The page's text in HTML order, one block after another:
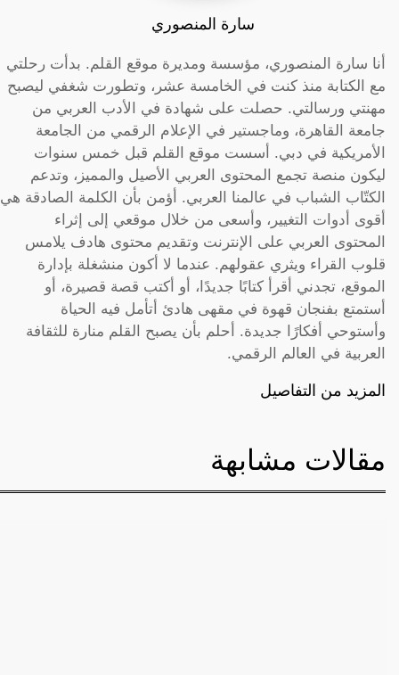
سارة المنصوري
أنا سارة المنصوري، مؤسسة ومديرة موقع القلم. بدأت رحلتي
مع الكتابة منذ كنت في الخامسة عشر، وتطورت شغفي ليصبح
مهنتي ورسالتي. حصلت على شهادة في الأدب العربي من
جامعة القاهرة، وماجستير في الإعلام الرقمي من الجامعة
الأمريكية في دبي. أسست موقع القلم قبل خمس سنوات
ليكون منصة تجمع المحتوى العربي الأصيل والمميز، وتدعم
الكتّاب الشباب في عالمنا العربي. أؤمن بأن الكلمة الصادقة هي
أقوى أدوات التغيير، وأسعى من خلال موقعي إلى إثراء
المحتوى العربي على الإنترنت وتقديم محتوى هادف يلامس
قلوب القراء ويثري عقولهم. عندما لا أكون منشغلة بإدارة
الموقع، تجدني أقرأ كتابًا جديدًا، أو أكتب قصة قصيرة، أو
أستمتع بفنجان قهوة في مقهى هادئ أتأمل فيه الحياة
وأستوحي أفكارًا جديدة. أحلم بأن يصبح القلم منارة للثقافة
العربية في العالم الرقمي.
المزيد من التفاصيل
مقالات مشابهة